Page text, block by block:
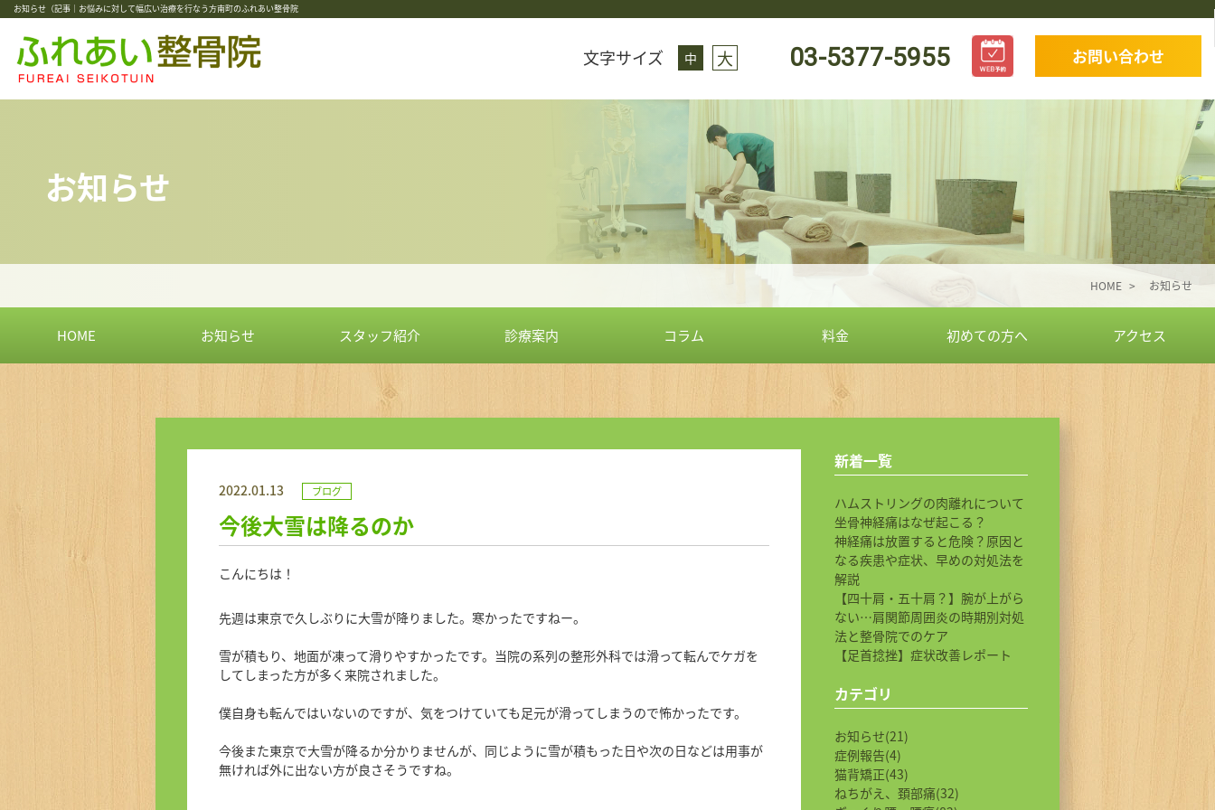
お知らせ（記事｜お悩みに対して幅広い治療を行なう方南町のふれあい整骨院
文字サイズ 中 大 03-5377-5955 お問い合わせ
お知らせ
HOME お知らせ
HOME お知らせ スタッフ紹介 診療案内 コラム 料金 初めての方へ アクセス
2022.01.13 ブログ
今後大雪は降るのか
こんにちは！
先週は東京で久しぶりに大雪が降りました。寒かったですねー。
雪が積もり、地面が凍って滑りやすかったです。当院の系列の整形外科では滑って転んでケガを
してしまった方が多く来院されました。
僕自身も転んではいないのですが、気をつけていても足元が滑ってしまうので怖かったです。
今後また東京で大雪が降るか分かりませんが、同じように雪が積もった日や次の日などは用事が
無ければ外に出ない方が良さそうですね。
新着一覧
ハムストリングの肉離れについて
坐骨神経痛はなぜ起こる？
神経痛は放置すると危険？原因と
なる疾患や症状、早めの対処法を
解説
【四十肩・五十肩？】腕が上がら
ない…肩関節周囲炎の時期別対処
法と整骨院でのケア
【足首捻挫】症状改善レポート
カテゴリ
お知らせ(21)
症例報告(4)
猫背矯正(43)
ねちがえ、頚部痛(32)